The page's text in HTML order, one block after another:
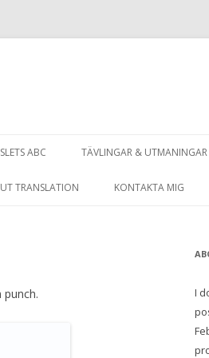
till ABC TÄVLINGAR & UTMANINGAR
TRANSLATION KONTAKTA MIG
I